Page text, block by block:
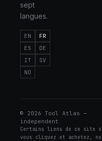
sept
langues.
EN
FR
ES
DE
IT
SV
NO
© 2026 Tool Atlas —
independent
Certains liens de ce
vous cliquez et achetez,